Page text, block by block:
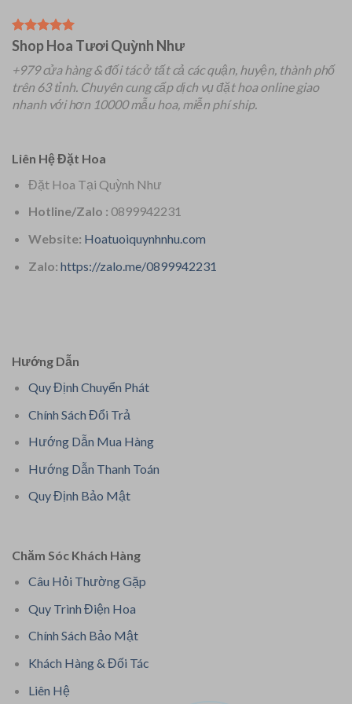
Shop Hoa Tươi Quỳnh Như
+979 cửa hàng & đối tác ở tất cả các quận, huyện, thành phố
trên 63 tỉnh. Chuyên cung cấp dịch vụ đặt hoa online giao
nhanh với hơn 10000 mẫu hoa, miễn phí ship.
Liên Hệ Đặt Hoa
Đặt Hoa Tại Quỳnh Như
Hotline/Zalo : 0899942231
Website: Hoatuoiquynhnhu.com
Zalo: https://zalo.me/0899942231
Hướng Dẫn
Quy Định Chuyển Phát
Chính Sách Đổi Trả
Hướng Dẫn Mua Hàng
Hướng Dẫn Thanh Toán
Quy Định Bảo Mật
Chăm Sóc Khách Hàng
Câu Hỏi Thường Gặp
Quy Trình Điện Hoa
Chính Sách Bảo Mật
Khách Hàng & Đối Tác
Liên Hệ